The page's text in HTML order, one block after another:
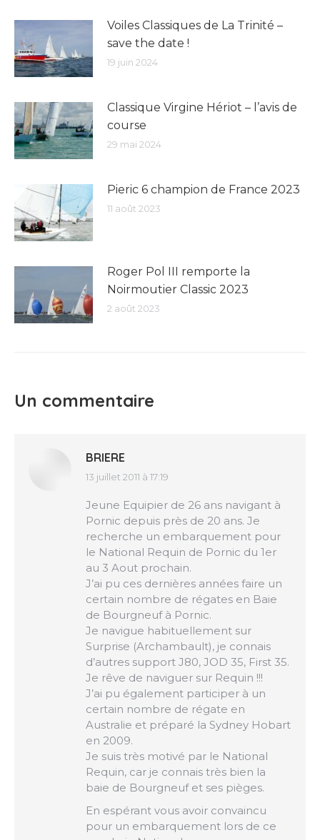
Voiles Classiques de La Trinité –
save the date !
19 juin 2024
Classique Virgine Hériot – l’avis de
course
29 mai 2024
Pieric 6 champion de France 2023
11 août 2023
Roger Pol III remporte la
Noirmoutier Classic 2023
2 août 2023
Un commentaire
BRIERE
dit
13 juillet 2011 à 17:19
Jeune Equipier de 26 ans navigant à
Pornic depuis près de 20 ans. Je
recherche un embarquement pour
le National Requin de Pornic du 1er
au 3 Aout prochain.
J’ai pu ces dernières années faire un
certain nombre de régates en Baie
de Bourgneuf à Pornic.
Je navigue habituellement sur
Surprise (Archambault), je connais
d’autres support J80, JOD 35, First 35.
Je rêve de naviguer sur Requin !!!
J’ai pu également participer à un
certain nombre de régate en
Australie et préparé la Sydney Hobart
en 2009.
Je suis très motivé par le National
Requin, car je connais très bien la
baie de Bourgneuf et ses pièges.
En espérant vous avoir convaincu
pour un embarquement lors de ce